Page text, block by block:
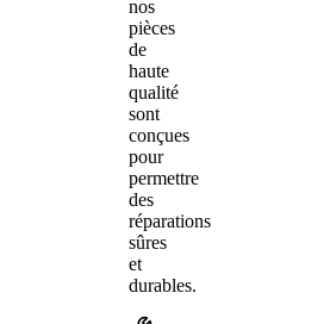
nos
pièces
de
haute
qualité
sont
conçues
pour
permettre
des
réparations
sûres
et
durables.